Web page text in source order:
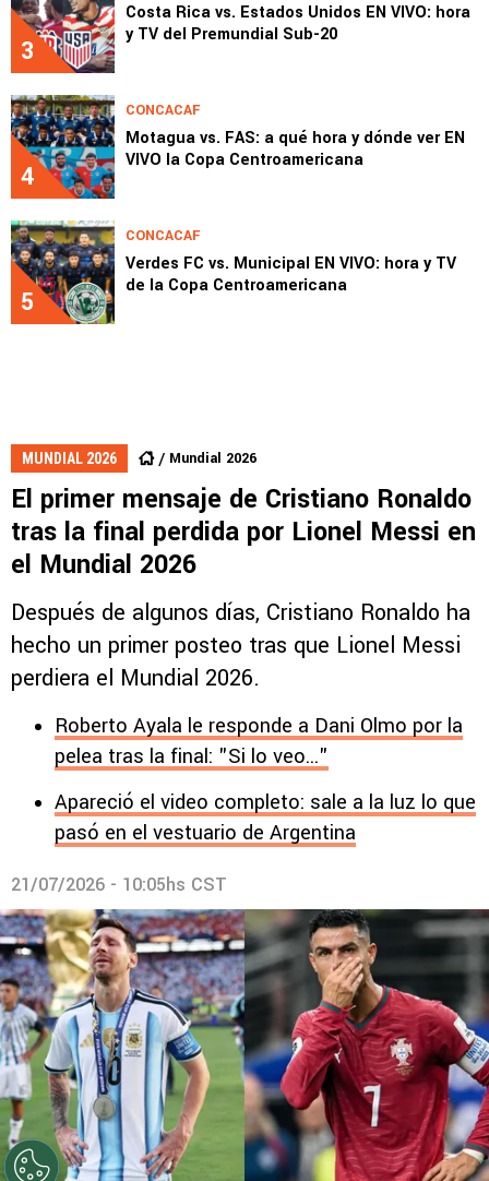
3
Costa Rica vs. Estados Unidos EN VIVO: hora
y TV del Premundial Sub-20
4
CONCACAF
Motagua vs. FAS: a qué hora y dónde ver EN
VIVO la Copa Centroamericana
5
CONCACAF
Verdes FC vs. Municipal EN VIVO: hora y TV
de la Copa Centroamericana
MUNDIAL 2026 Mundial 2026
El primer mensaje de Cristiano Ronaldo
tras la final perdida por Lionel Messi en
el Mundial 2026
Después de algunos días, Cristiano Ronaldo ha
hecho un primer posteo tras que Lionel Messi
perdiera el Mundial 2026.
Roberto Ayala le responde a Dani Olmo por la
pelea tras la final: "Si lo veo..."
Apareció el video completo: sale a la luz lo que
pasó en el vestuario de Argentina
21/07/2026 - 10:05hs CST